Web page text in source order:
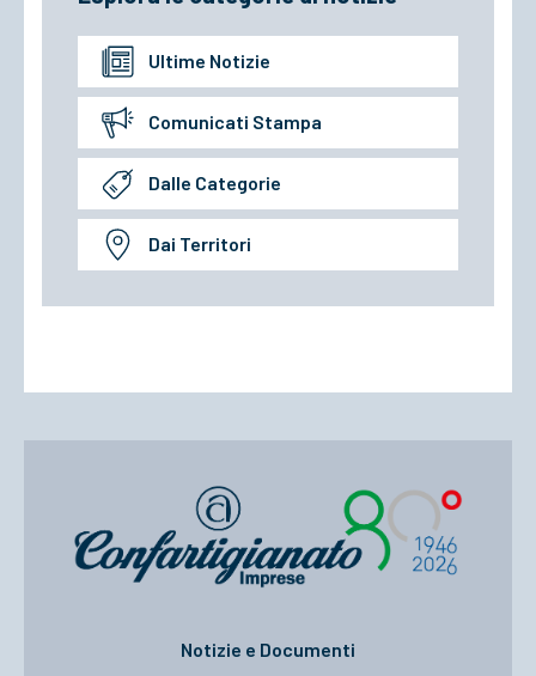
Ultime Notizie
Comunicati Stampa
Dalle Categorie
Dai Territori
Notizie e Documenti